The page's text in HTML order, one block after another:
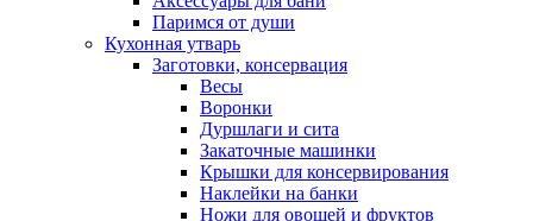
Паримся от души
Кухонная утварь
Заготовки, консервация
Весы
Воронки
Дуршлаги и сита
Закаточные машинки
Крышки для консервирования
Наклейки на банки
Ножи для овощей и фруктов